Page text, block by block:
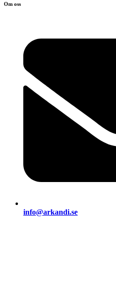
Om oss
info@arkandi.se